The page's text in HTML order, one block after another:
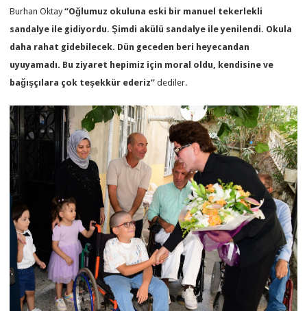
Burhan Oktay“Oğlumuz okuluna eski bir manuel tekerlekli
sandalye ile gidiyordu. Şimdi akülü sandalye ile yenilendi. Okula
daha rahat gidebilecek. Dün geceden beri heyecandan
uyuyamadı. Bu ziyaret hepimiz için moral oldu, kendisine ve
bağışçılara çok teşekkür ederiz” dediler.